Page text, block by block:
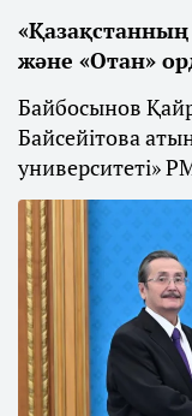
«Қазақстанның
және «Отан»
Байбосынов
Байсейітова
университеті»